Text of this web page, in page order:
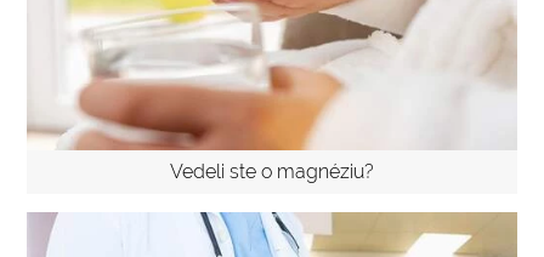
Vedeli ste o magnéziu?